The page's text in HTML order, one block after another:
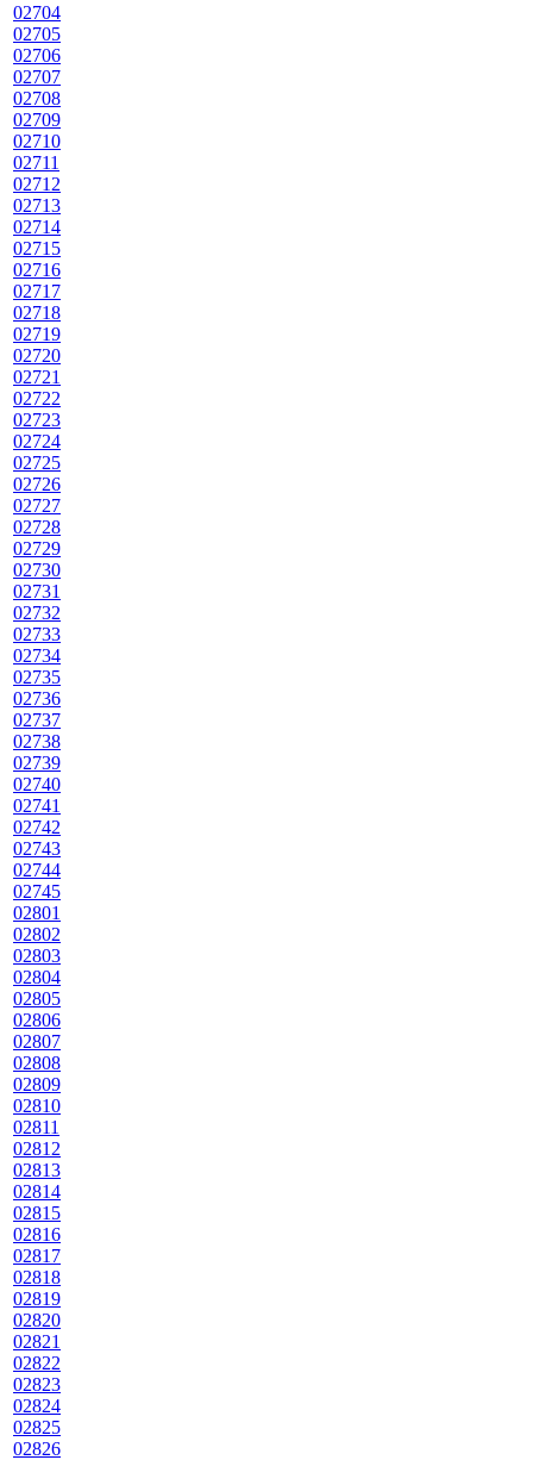
02704
02705
02706
02707
02708
02709
02710
02711
02712
02713
02714
02715
02716
02717
02718
02719
02720
02721
02722
02723
02724
02725
02726
02727
02728
02729
02730
02731
02732
02733
02734
02735
02736
02737
02738
02739
02740
02741
02742
02743
02744
02745
02801
02802
02803
02804
02805
02806
02807
02808
02809
02810
02811
02812
02813
02814
02815
02816
02817
02818
02819
02820
02821
02822
02823
02824
02825
02826